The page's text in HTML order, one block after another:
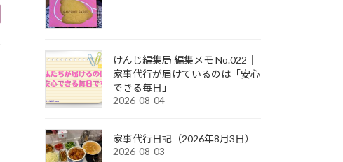
けんじ編集局 編集メモ No.022｜
家事代行が届けているのは「安心
できる毎日」
2026-08-04
家事代行日記（2026年8月3日）
2026-08-03